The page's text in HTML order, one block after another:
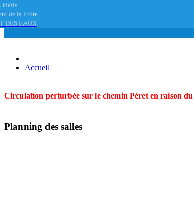
Idélis
de la Fibre
DES EAUX
Accueil
Circulation perturbée sur le chemin Péret en raison
Planning des salles